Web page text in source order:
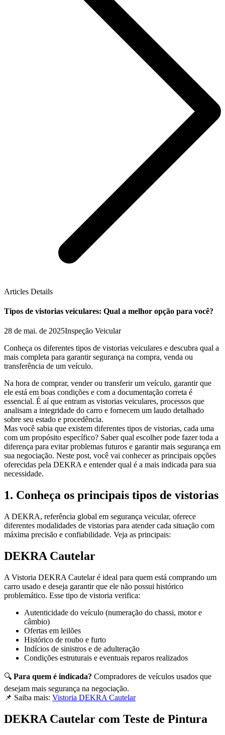
Articles Details
Tipos de vistorias veiculares: Qual a melhor opção para você?
28 de mai. de 2025Inspeção Veicular
Conheça os diferentes tipos de vistorias veiculares e descubra qual a
mais completa para garantir segurança na compra, venda ou
transferência de um veículo.
Na hora de comprar, vender ou transferir um veículo, garantir que
ele está em boas condições e com a documentação correta é
essencial. É aí que entram as vistorias veiculares, processos que
analisam a integridade do carro e fornecem um laudo detalhado
sobre seu estado e procedência.
Mas você sabia que existem diferentes tipos de vistorias, cada uma
com um propósito específico? Saber qual escolher pode fazer toda a
diferença para evitar problemas futuros e garantir mais segurança em
sua negociação. Neste post, você vai conhecer as principais opções
oferecidas pela DEKRA e entender qual é a mais indicada para sua
necessidade.
1. Conheça os principais tipos de vistorias
A DEKRA, referência global em segurança veicular, oferece
diferentes modalidades de vistorias para atender cada situação com
máxima precisão e confiabilidade. Veja as principais:
DEKRA Cautelar
A Vistoria DEKRA Cautelar é ideal para quem está comprando um
carro usado e deseja garantir que ele não possui histórico
problemático. Esse tipo de vistoria verifica:
Autenticidade do veículo (numeração do chassi, motor e
câmbio)
Ofertas em leilões
Histórico de roubo e furto
Indícios de sinistros e de adulteração
Condições estruturais e eventuais reparos realizados
🔍 Para quem é indicada? Compradores de veículos usados que
desejam mais segurança na negociação.
📌 Saiba mais: Vistoria DEKRA Cautelar
DEKRA Cautelar com Teste de Pintura